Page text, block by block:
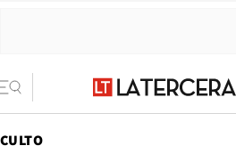
CULTO